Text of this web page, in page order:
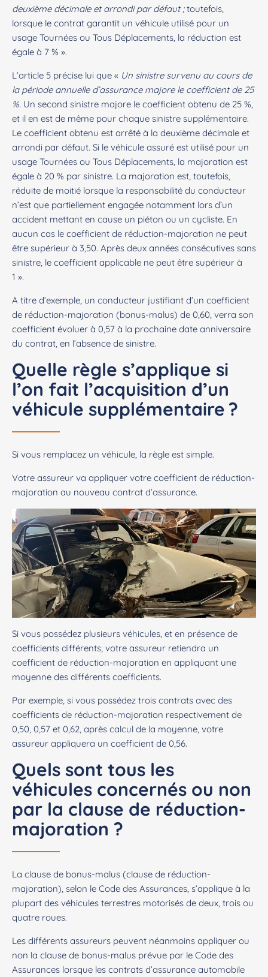
deuxième décimale et arrondi par défaut ;toutefois,
lorsque le contrat garantit un véhicule utilisé pour un
usage Tournées ou Tous Déplacements, la réduction est
égale à 7 % ».
L’article 5 précise lui que « Un sinistre survenu au cours de
la période annuelle d’assurance majore le coefficient de 25
%. Un second sinistre majore le coefficient obtenu de 25 %,
et il en est de même pour chaque sinistre supplémentaire.
Le coefficient obtenu est arrêté à la deuxième décimale et
arrondi par défaut. Si le véhicule assuré est utilisé pour un
usage Tournées ou Tous Déplacements, la majoration est
égale à 20 % par sinistre. La majoration est, toutefois,
réduite de moitié lorsque la responsabilité du conducteur
n’est que partiellement engagée notamment lors d’un
accident mettant en cause un piéton ou un cycliste. En
aucun cas le coefficient de réduction-majoration ne peut
être supérieur à 3,50. Après deux années consécutives sans
sinistre, le coefficient applicable ne peut être supérieur à
1 ».
A titre d’exemple, un conducteur justifiant d’un coefficient
de réduction-majoration (bonus-malus) de 0,60, verra son
coefficient évoluer à 0,57 à la prochaine date anniversaire
du contrat, en l’absence de sinistre.
Quelle règle s’applique si
l’on fait l’acquisition d’un
véhicule supplémentaire ?
Si vous remplacez un véhicule, la règle est simple.
Votre assureur va appliquer votre coefficient de réduction-
majoration au nouveau contrat d’assurance.
Si vous possédez plusieurs véhicules, et en présence de
coefficients différents, votre assureur retiendra un
coefficient de réduction-majoration en appliquant une
moyenne des différents coefficients.
Par exemple, si vous possédez trois contrats avec des
coefficients de réduction-majoration respectivement de
0,50, 0,57 et 0,62, après calcul de la moyenne, votre
assureur appliquera un coefficient de 0,56.
Quels sont tous les
véhicules concernés ou non
par la clause de réduction-
majoration ?
La clause de bonus-malus (clause de réduction-
majoration), selon le Code des Assurances, s’applique à la
plupart des véhicules terrestres motorisés de deux, trois ou
quatre roues.
Les différents assureurs peuvent néanmoins appliquer ou
non la clause de bonus-malus prévue par le Code des
Assurances lorsque les contrats d’assurance automobile